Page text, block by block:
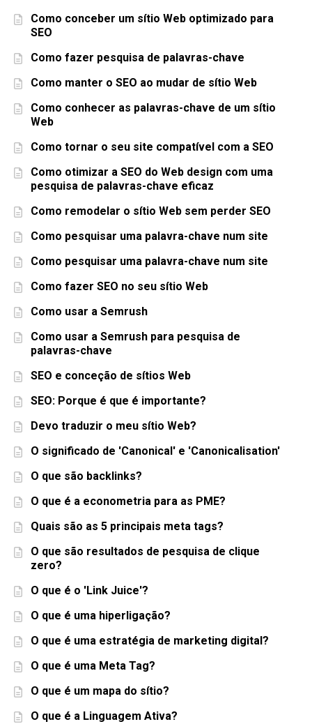
Como conceber um sítio Web optimizado para
SEO
Como fazer pesquisa de palavras-chave
Como manter o SEO ao mudar de sítio Web
Como conhecer as palavras-chave de um sítio
Web
Como tornar o seu site compatível com a SEO
Como otimizar a SEO do Web design com uma
pesquisa de palavras-chave eficaz
Como remodelar o sítio Web sem perder SEO
Como pesquisar uma palavra-chave num site
Como pesquisar uma palavra-chave num site
Como fazer SEO no seu sítio Web
Como usar a Semrush
Como usar a Semrush para pesquisa de
palavras-chave
SEO e conceção de sítios Web
SEO: Porque é que é importante?
Devo traduzir o meu sítio Web?
O significado de 'Canonical' e 'Canonicalisation'
O que são backlinks?
O que é a econometria para as PME?
Quais são as 5 principais meta tags?
O que são resultados de pesquisa de clique
zero?
O que é o 'Link Juice'?
O que é uma hiperligação?
O que é uma estratégia de marketing digital?
O que é uma Meta Tag?
O que é um mapa do sítio?
O que é a Linguagem Ativa?